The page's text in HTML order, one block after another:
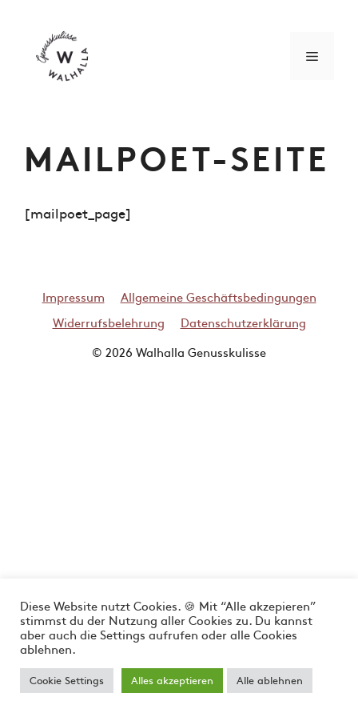
springen
MENÜ
MAILPOET-SEITE
[mailpoet_page]
Impressum
Allgemeine Geschäftsbedingungen
Widerrufsbelehrung
Datenschutzerklärung
© 2026 Walhalla Genusskulisse
Diese Website nutzt Cookies. 🍪 Mit “Alle akzepieren”
stimmst du der Nutzung aller Cookies zu. Du kannst
aber auch die Settings aufrufen oder alle Cookies
ablehnen.
Cookie Settings Alles akzeptieren Alle ablehnen